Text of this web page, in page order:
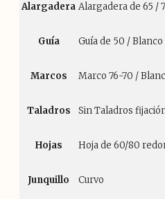
Alargadera Alargadera de 65 /
Guía Guía de 50 / Blanco
Marcos Marco 76-70 /
Taladros Sin Taladros
Hojas Hoja de 60/80
Junquillo Curvo